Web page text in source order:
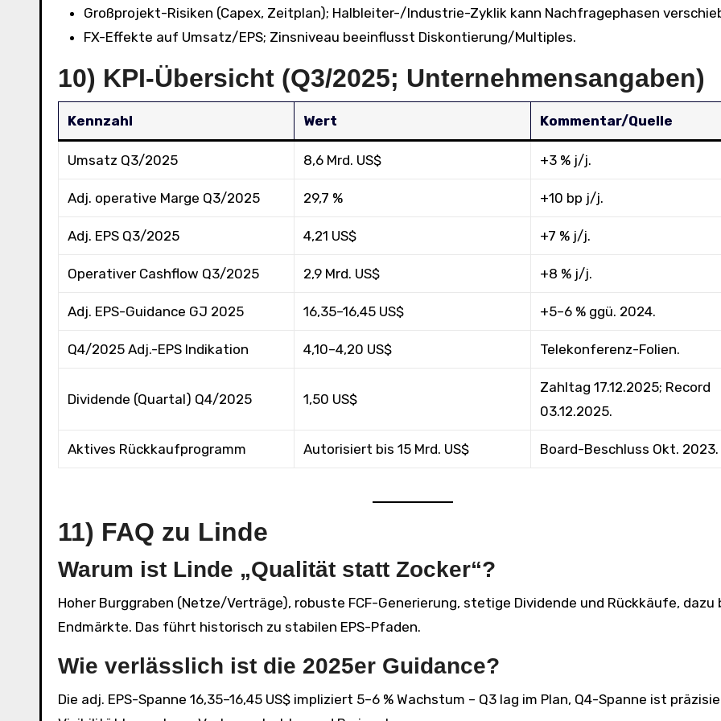
Großprojekt-Risiken (Capex, Zeitplan); Halbleiter-/Industrie-Zyklik kann Nachfragephasen
FX-Effekte auf Umsatz/EPS; Zinsniveau beeinflusst Diskontierung/Multiples.
10) KPI-Übersicht (Q3/2025; Unternehmensangaben)
Kennzahl Wert Kommentar/Quelle
Umsatz Q3/2025 8,6 Mrd. US$ +3 % j/j.
Adj. operative Marge Q3/2025 29,7 % +10 bp j/j.
Adj. EPS Q3/2025 4,21 US$ +7 % j/j.
Operativer Cashflow Q3/2025 2,9 Mrd. US$ +8 % j/j.
Adj. EPS-Guidance GJ 2025 16,35–16,45 US$ +5–6 % ggü. 2024.
Q4/2025 Adj.-EPS Indikation 4,10–4,20 US$ Telekonferenz-Folien.
Dividende (Quartal) Q4/2025 1,50 US$
Zahltag 17.12.2025; Record
03.12.2025.
Aktives Rückkaufprogramm Autorisiert bis 15 Mrd. US$ Board-Beschluss Okt. 2023.
11) FAQ zu Linde
Warum ist Linde „Qualität statt Zocker“?
Hoher Burggraben (Netze/Verträge), robuste FCF-Generierung, stetige Dividende und Rückkäufe, dazu
Endmärkte. Das führt historisch zu stabilen EPS-Pfaden.
Wie verlässlich ist die 2025er Guidance?
Die adj. EPS-Spanne 16,35–16,45 US$ impliziert 5–6 % Wachstum – Q3 lag im Plan, Q4-Spanne ist